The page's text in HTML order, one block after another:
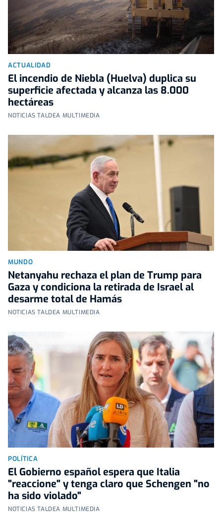
ACTUALIDAD
El incendio de Niebla (Huelva) duplica su
superficie afectada y alcanza las 8.000
hectáreas
NOTICIAS TALDEA MULTIMEDIA
MUNDO
Netanyahu rechaza el plan de Trump para
Gaza y condiciona la retirada de Israel al
desarme total de Hamás
NOTICIAS TALDEA MULTIMEDIA
POLÍTICA
El Gobierno español espera que Italia
"reaccione" y tenga claro que Schengen "no
ha sido violado"
NOTICIAS TALDEA MULTIMEDIA